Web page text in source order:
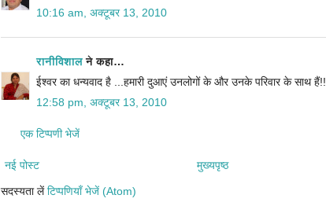
10:16 am, अक्टूबर 13, 2010
रानीविशालने कहा…
ईश्वर का धन्यवाद है ...हमारी दुआएं उनलोगों के और उनके परिवार के साथ हैं!!
12:58 pm, अक्टूबर 13, 2010
एक टिप्पणी भेजें
नई पोस्ट मुख्यपृष्ठ
सदस्यता लेंटिप्पणियाँ भेजें (Atom)